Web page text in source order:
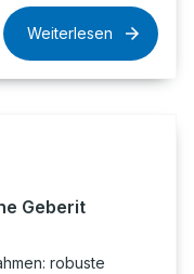
Weiterlesen
Geberit
robuste